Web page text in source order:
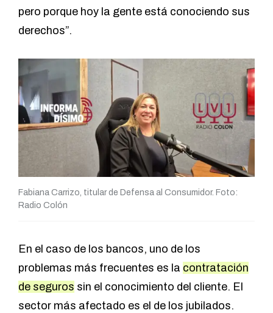
pero porque hoy la gente está conociendo sus
derechos”.
Fabiana Carrizo, titular de Defensa al Consumidor. Foto:
Radio Colón
En el caso de los bancos, uno de los
problemas más frecuentes es la contratación
de seguros sin el conocimiento del cliente. El
sector más afectado es el de los jubilados.